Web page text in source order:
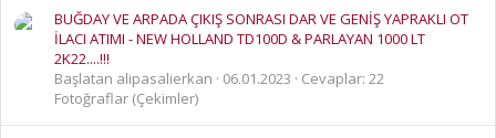
BUĞDAY VE ARPADA ÇIKIŞ SONRASI DAR VE GENİŞ YAPRAKLI OT
İLACI ATIMI - NEW HOLLAND TD100D & PARLAYAN 1000 LT
2K22....!!!
Başlatan alipasalierkan
06.01.2023
Cevaplar: 22
Fotoğraflar (Çekimler)